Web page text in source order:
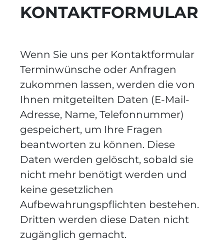
KONTAKTFORMULAR
Wenn Sie uns per Kontaktformular
Terminwünsche oder Anfragen
zukommen lassen, werden die von
Ihnen mitgeteilten Daten (E-Mail-
Adresse, Name, Telefonnummer)
gespeichert, um Ihre Fragen
beantworten zu können. Diese
Daten werden gelöscht, sobald sie
nicht mehr benötigt werden und
keine gesetzlichen
Aufbewahrungspflichten bestehen.
Dritten werden diese Daten nicht
zugänglich gemacht.